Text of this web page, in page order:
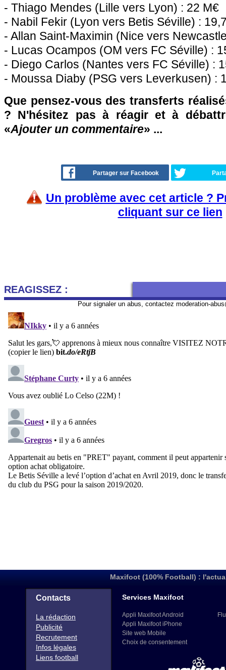
- Thiago Mendes (Lille vers Lyon) : 22 M€
- Nabil Fekir (Lyon vers Betis Séville) :
- Allan Saint-Maximin (Nice vers
- Lucas Ocampos (OM vers FC Séville) :
- Diego Carlos (Nantes vers FC Séville) :
- Moussa Diaby (PSG vers Leverkusen) :
Que pensez-vous des transferts
? N'hésitez pas à réagir et à
«Ajouter un commentaire» ...
Partager sur Facebook
Un problème avec cet article ?
cliquant sur ce lien
REAGISSEZ :
Pour signaler un abus, contactez moderation-
Maxifoot (100% Football) :
Contacts
La rédaction
Publicité
Recrutement
Infos légales
Liens football
Services Maxifoot
Appli Maxifoot Android
Appli Maxifoot iPhone
Site web Mobile
Choix de consentement